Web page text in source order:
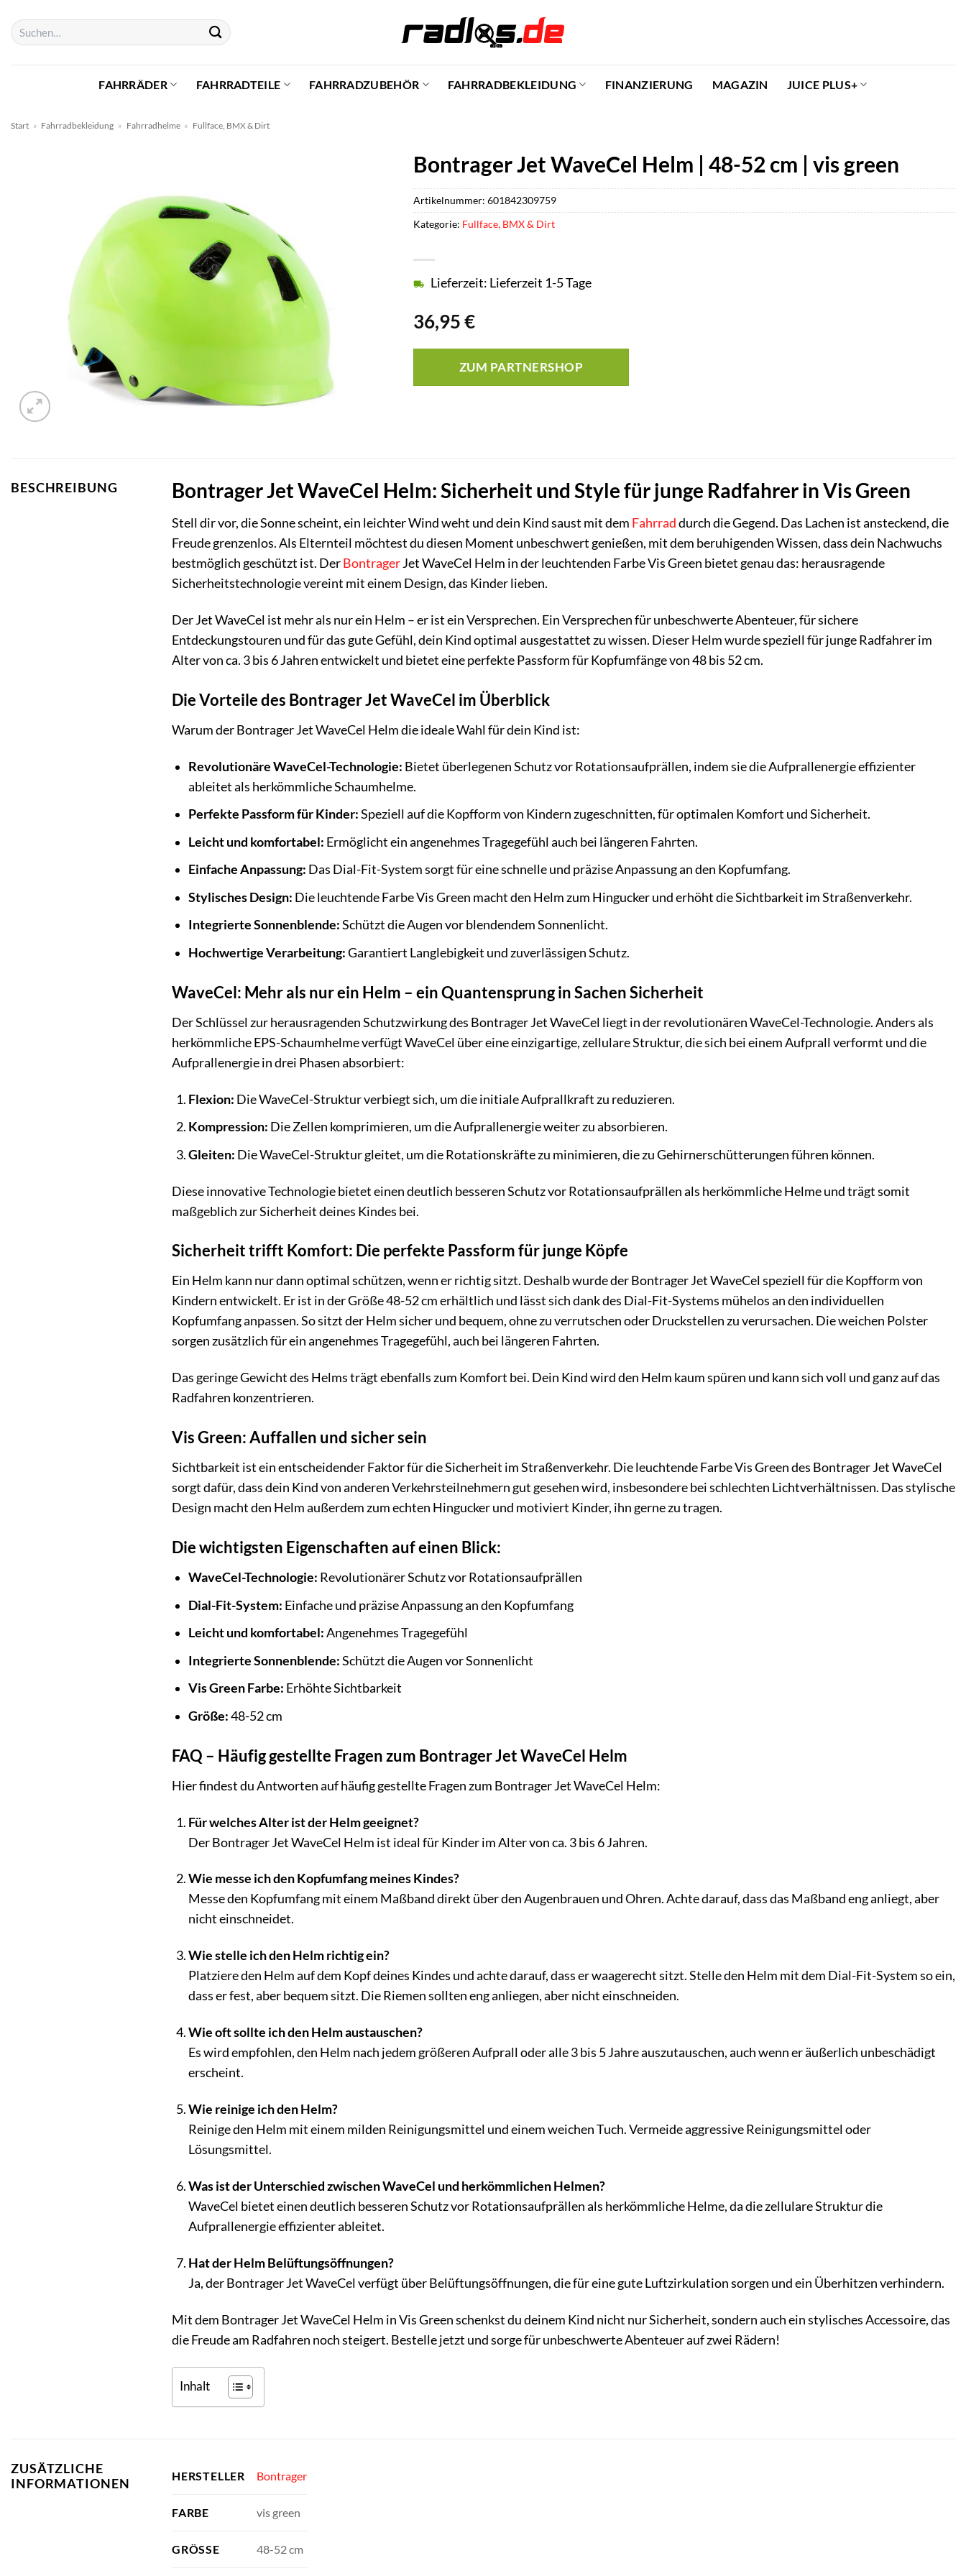
Inhalt
springen
Suchen
nach:
FAHRRÄDER FAHRRADTEILE FAHRRADZUBEHÖR FAHRRADBEKLEIDUNG FINANZIERUNG MAGAZIN JUICE PLUS+
Start » Fahrradbekleidung » Fahrradhelme » Fullface, BMX & Dirt
Bontrager Jet WaveCel Helm | 48-52 cm | vis green
36,95€
Lieferzeit: Lieferzeit 1-5 Tage
ZUM PARTNERSHOP
Artikelnummer: 601842309759
Kategorie: Fullface, BMX & Dirt
BESCHREIBUNG Bontrager Jet WaveCel Helm: Sicherheit und Style für junge Radfahrer in Vis Green
Stell dir vor, die Sonne scheint, ein leichter Wind weht und dein Kind saust mit dem Fahrraddurch die Gegend. Das Lachen ist ansteckend, die
Freude grenzenlos. Als Elternteil möchtest du diesen Moment unbeschwert genießen, mit dem beruhigenden Wissen, dass dein Nachwuchs
bestmöglich geschützt ist. DerBontragerJet WaveCel Helm in der leuchtenden Farbe Vis Green bietet genau das: herausragende
Sicherheitstechnologie vereint mit einem Design, das Kinder lieben.
Der Jet WaveCel ist mehr als nur ein Helm – er ist ein Versprechen. Ein Versprechen für unbeschwerte Abenteuer, für sichere
Entdeckungstouren und für das gute Gefühl, dein Kind optimal ausgestattet zu wissen. Dieser Helm wurde speziell für junge Radfahrer im
Alter von ca. 3 bis 6 Jahren entwickelt und bietet eine perfekte Passform für Kopfumfänge von 48 bis 52 cm.
Die Vorteile des Bontrager Jet WaveCel im Überblick
Warum der Bontrager Jet WaveCel Helm die ideale Wahl für dein Kind ist:
Revolutionäre WaveCel-Technologie: Bietet überlegenen Schutz vor Rotationsaufprällen, indem sie die Aufprallenergie effizienter
ableitet als herkömmliche Schaumhelme.
Perfekte Passform für Kinder:Speziell auf die Kopfform von Kindern zugeschnitten, für optimalen Komfort und Sicherheit.
Leicht und komfortabel: Ermöglicht ein angenehmes Tragegefühl auch bei längeren Fahrten.
Einfache Anpassung: Das Dial-Fit-System sorgt für eine schnelle und präzise Anpassung an den Kopfumfang.
Stylisches Design: Die leuchtende Farbe Vis Green macht den Helm zum Hingucker und erhöht die Sichtbarkeit im Straßenverkehr.
Integrierte Sonnenblende:Schützt die Augen vor blendendem Sonnenlicht.
Hochwertige Verarbeitung:Garantiert Langlebigkeit und zuverlässigen Schutz.
WaveCel: Mehr als nur ein Helm – ein Quantensprung in Sachen Sicherheit
Der Schlüssel zur herausragenden Schutzwirkung des Bontrager Jet WaveCel liegt in der revolutionären WaveCel-Technologie. Anders als
herkömmliche EPS-Schaumhelme verfügt WaveCel über eine einzigartige, zellulare Struktur, die sich bei einem Aufprall verformt und die
Aufprallenergie in drei Phasen absorbiert:
Flexion: Die WaveCel-Struktur verbiegt sich, um die initiale Aufprallkraft zu reduzieren.
Kompression: Die Zellen komprimieren, um die Aufprallenergie weiter zu absorbieren.
Gleiten: Die WaveCel-Struktur gleitet, um die Rotationskräfte zu minimieren, die zu Gehirnerschütterungen führen können.
Diese innovative Technologie bietet einen deutlich besseren Schutz vor Rotationsaufprällen als herkömmliche Helme und trägt somit
maßgeblich zur Sicherheit deines Kindes bei.
Sicherheit trifft Komfort: Die perfekte Passform für junge Köpfe
Ein Helm kann nur dann optimal schützen, wenn er richtig sitzt. Deshalb wurde der Bontrager Jet WaveCel speziell für die Kopfform von
Kindern entwickelt. Er ist in der Größe 48-52 cm erhältlich und lässt sich dank des Dial-Fit-Systems mühelos an den individuellen
Kopfumfang anpassen. So sitzt der Helm sicher und bequem, ohne zu verrutschen oder Druckstellen zu verursachen. Die weichen Polster
sorgen zusätzlich für ein angenehmes Tragegefühl, auch bei längeren Fahrten.
Das geringe Gewicht des Helms trägt ebenfalls zum Komfort bei. Dein Kind wird den Helm kaum spüren und kann sich voll und ganz auf das
Radfahren konzentrieren.
Vis Green: Auffallen und sicher sein
Sichtbarkeit ist ein entscheidender Faktor für die Sicherheit im Straßenverkehr. Die leuchtende Farbe Vis Green des Bontrager Jet WaveCel
sorgt dafür, dass dein Kind von anderen Verkehrsteilnehmern gut gesehen wird, insbesondere bei schlechten Lichtverhältnissen. Das stylische
Design macht den Helm außerdem zum echten Hingucker und motiviert Kinder, ihn gerne zu tragen.
Die wichtigsten Eigenschaften auf einen Blick:
WaveCel-Technologie: Revolutionärer Schutz vor Rotationsaufprällen
Dial-Fit-System: Einfache und präzise Anpassung an den Kopfumfang
Leicht und komfortabel:Angenehmes Tragegefühl
Integrierte Sonnenblende:Schützt die Augen vor Sonnenlicht
Vis Green Farbe: Erhöhte Sichtbarkeit
Größe:48-52 cm
FAQ – Häufig gestellte Fragen zum Bontrager Jet WaveCel Helm
Hier findest du Antworten auf häufig gestellte Fragen zum Bontrager Jet WaveCel Helm:
Für welches Alter ist der Helm geeignet?
Der Bontrager Jet WaveCel Helm ist ideal für Kinder im Alter von ca. 3 bis 6 Jahren.
Wie messe ich den Kopfumfang meines Kindes?
Messe den Kopfumfang mit einem Maßband direkt über den Augenbrauen und Ohren. Achte darauf, dass das Maßband eng anliegt, aber
nicht einschneidet.
Wie stelle ich den Helm richtig ein?
Platziere den Helm auf dem Kopf deines Kindes und achte darauf, dass er waagerecht sitzt. Stelle den Helm mit dem Dial-Fit-System so ein,
dass er fest, aber bequem sitzt. Die Riemen sollten eng anliegen, aber nicht einschneiden.
Wie oft sollte ich den Helm austauschen?
Es wird empfohlen, den Helm nach jedem größeren Aufprall oder alle 3 bis 5 Jahre auszutauschen, auch wenn er äußerlich unbeschädigt
erscheint.
Wie reinige ich den Helm?
Reinige den Helm mit einem milden Reinigungsmittel und einem weichen Tuch. Vermeide aggressive Reinigungsmittel oder
Lösungsmittel.
Was ist der Unterschied zwischen WaveCel und herkömmlichen Helmen?
WaveCel bietet einen deutlich besseren Schutz vor Rotationsaufprällen als herkömmliche Helme, da die zellulare Struktur die
Aufprallenergie effizienter ableitet.
Hat der Helm Belüftungsöffnungen?
Ja, der Bontrager Jet WaveCel verfügt über Belüftungsöffnungen, die für eine gute Luftzirkulation sorgen und ein Überhitzen verhindern.
Mit dem Bontrager Jet WaveCel Helm in Vis Green schenkst du deinem Kind nicht nur Sicherheit, sondern auch ein stylisches Accessoire, das
die Freude am Radfahren noch steigert. Bestelle jetzt und sorge für unbeschwerte Abenteuer auf zwei Rädern!
Inhalt
ZUSÄTZLICHE
INFORMATIONEN
HERSTELLER Bontrager
FARBE vis green
GRÖSSE 48-52 cm